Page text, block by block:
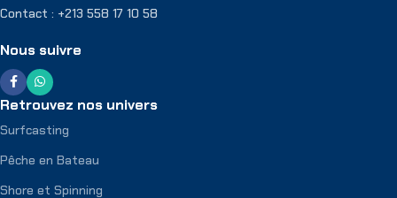
Contact : +213 558 17 10 58
Nous suivre
Retrouvez nos univers
Surfcasting
Pêche en Bateau
Shore et Spinning